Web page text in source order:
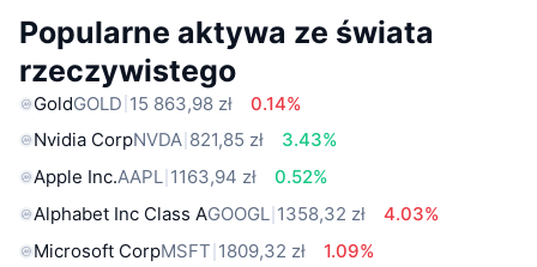
Popularne aktywa ze świata
rzeczywistego
GoldGOLD 15 863,98 zł
0.14%
Nvidia CorpNVDA 821,85 zł
3.43%
Apple Inc.AAPL 1163,94 zł
0.52%
Alphabet Inc Class AGOOGL 1358,32 zł
4.03%
Microsoft CorpMSFT 1809,32 zł
1.09%